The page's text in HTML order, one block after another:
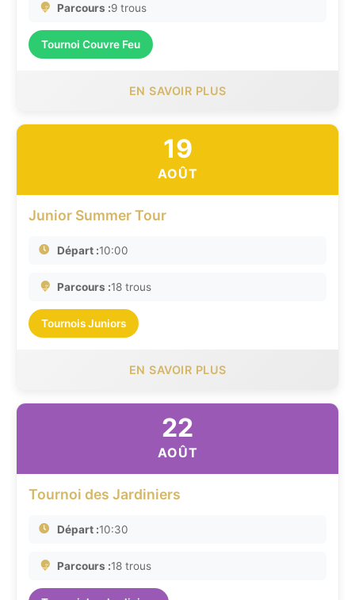
Parcours :9 trous
Tournoi Couvre Feu
EN SAVOIR PLUS
19
AOÛT
Junior Summer Tour
Départ :10:00
Parcours :18 trous
Tournois Juniors
EN SAVOIR PLUS
22
AOÛT
Tournoi des Jardiniers
Départ :10:30
Parcours :18 trous